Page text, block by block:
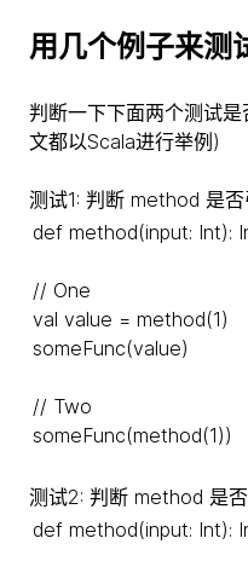
用几个例子来测
判断一下下面两个测试
文都以Scala进行举例)
测试1: 判断 method 是否
def method(input: Int):
// One
val value = method(1)
someFunc(value)
// Two
someFunc(method(1))
测试2: 判断 method 是
def method(input: Int):